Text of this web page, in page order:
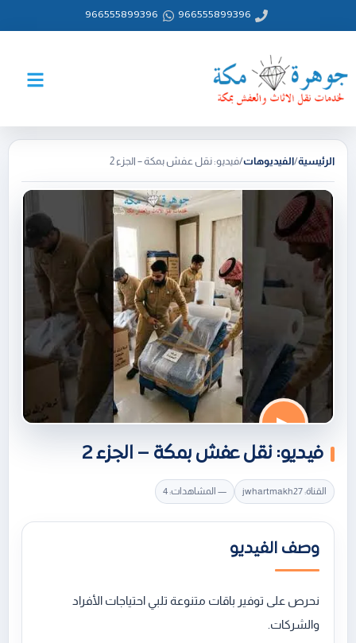
966555899396
966555899396
▶
الرئيسية/الفيديوهات/فيديو: نقل عفش بمكة – الجزء 2
فيديو: نقل عفش بمكة – الجزء 2
القناة: jwhartmakh27 — المشاهدات: 4
وصف الفيديو
نحرص على توفير باقات متنوعة تلبي احتياجات الأفراد
والشركات.